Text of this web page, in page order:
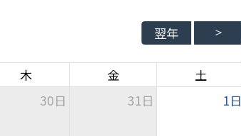
翌年
木 金
土
30日 31日 1日